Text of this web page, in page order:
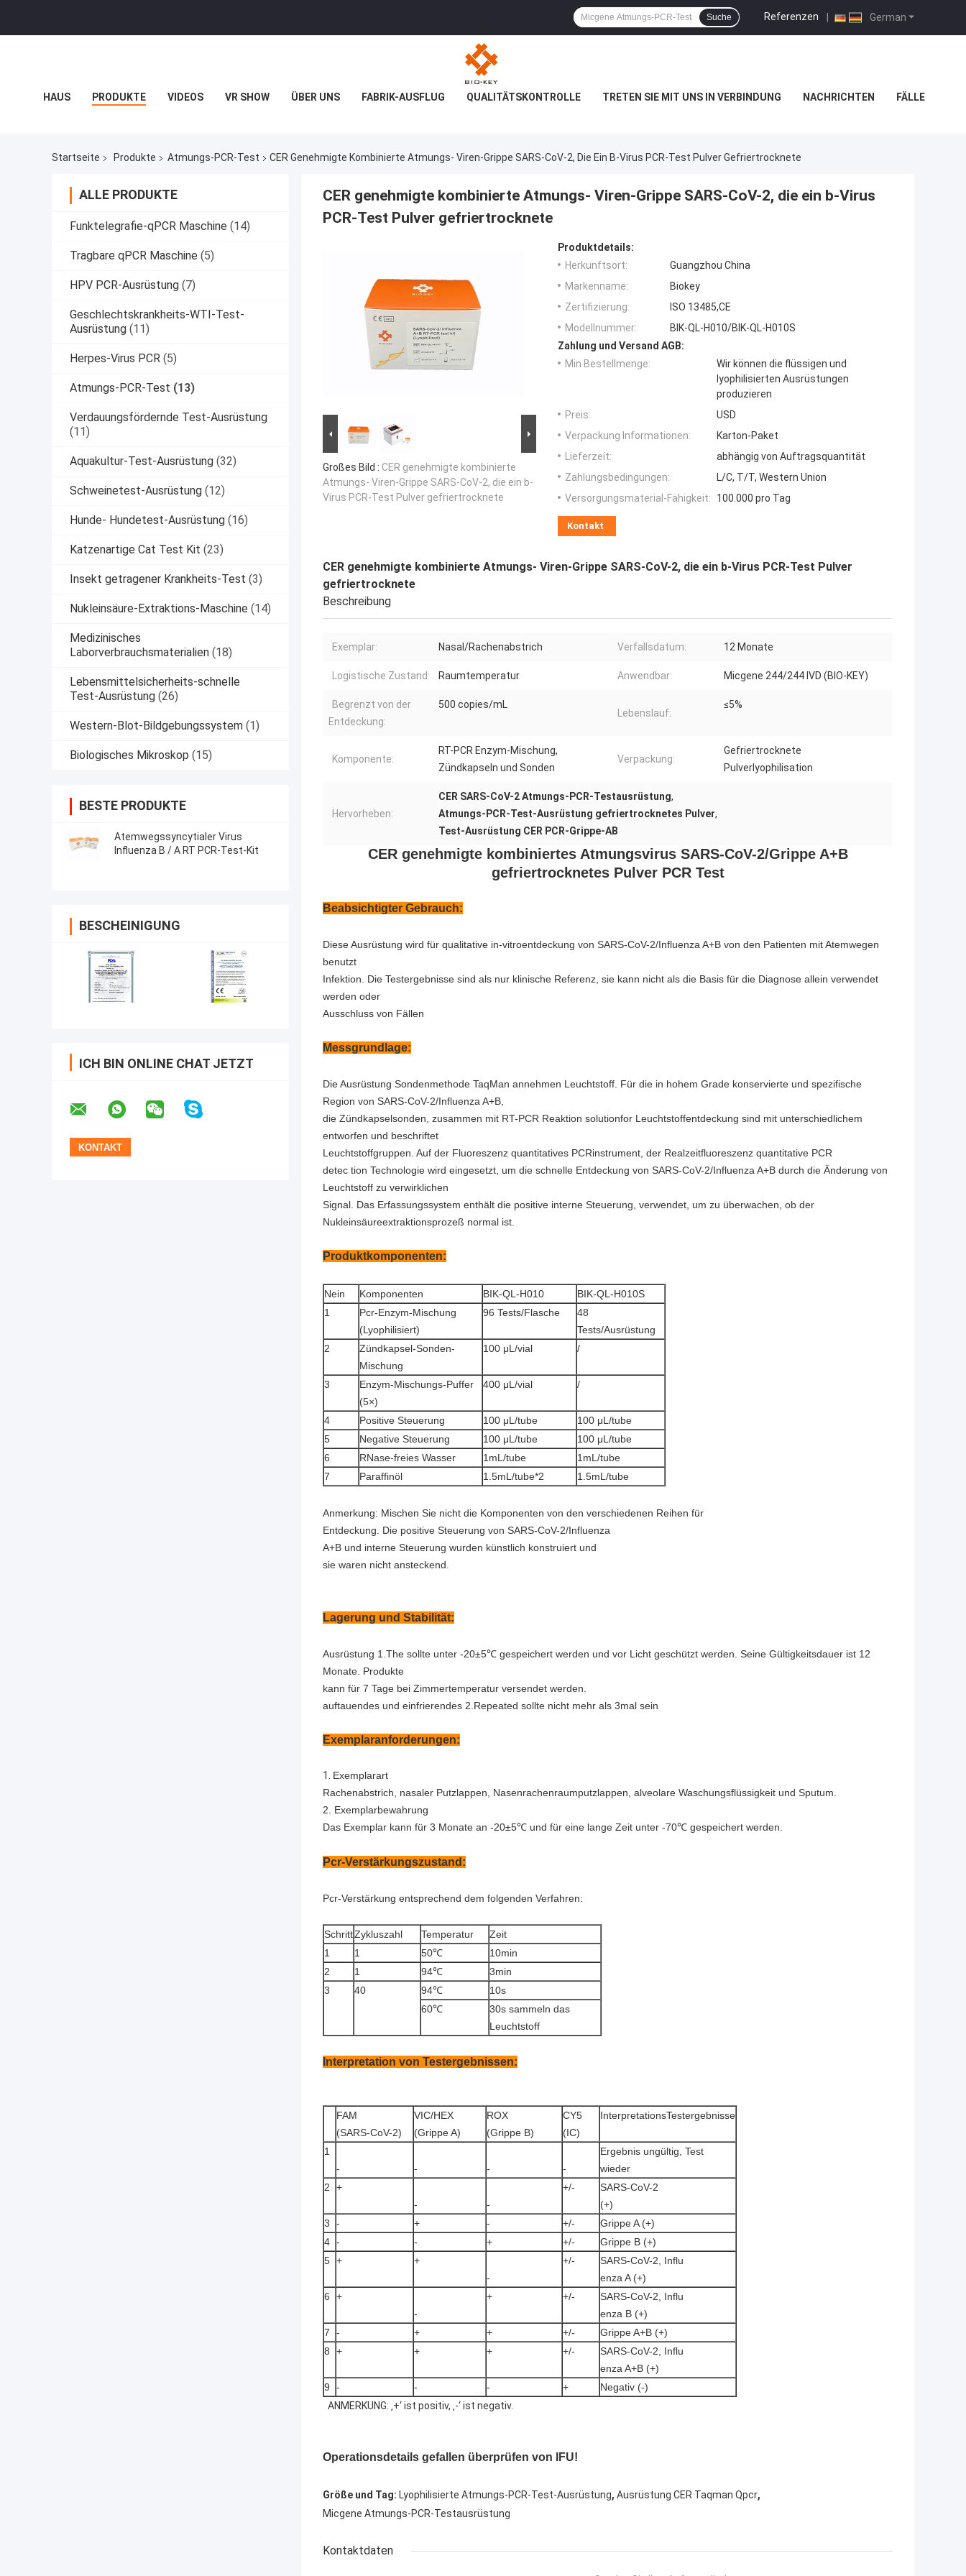
German
Referenzen |
Suche
HAUS PRODUKTE VIDEOS VR SHOW ÜBER UNS FABRIK-AUSFLUG QUALITÄTSKONTROLLE TRETEN SIE MIT UNS IN VERBINDUNG NACHRICHTEN FÄLLE
Startseite Produkte Atmungs-PCR-Test CER Genehmigte Kombinierte Atmungs- Viren-Grippe SARS-CoV-2, Die Ein B-Virus PCR-Test Pulver Gefriertrocknete
ALLE PRODUKTE
Funktelegrafie-qPCR Maschine (14)
Tragbare qPCR Maschine (5)
HPV PCR-Ausrüstung (7)
Geschlechtskrankheits-WTI-Test-
Ausrüstung (11)
Herpes-Virus PCR (5)
Atmungs-PCR-Test (13)
Verdauungsfördernde Test-Ausrüstung
(11)
Aquakultur-Test-Ausrüstung (32)
Schweinetest-Ausrüstung (12)
Hunde- Hundetest-Ausrüstung (16)
Katzenartige Cat Test Kit (23)
Insekt getragener Krankheits-Test (3)
Nukleinsäure-Extraktions-Maschine (14)
Medizinisches
Laborverbrauchsmaterialien (18)
Lebensmittelsicherheits-schnelle
Test-Ausrüstung (26)
Western-Blot-Bildgebungssystem (1)
Biologisches Mikroskop (15)
BESTE PRODUKTE
Atemwegssyncytialer Virus
Influenza B / A RT PCR-Test-Kit
BESCHEINIGUNG
ICH BIN ONLINE CHAT JETZT
CER genehmigte kombinierte Atmungs- Viren-Grippe SARS-CoV-2, die ein b-Virus
PCR-Test Pulver gefriertrocknete
Großes Bild : CER genehmigte kombinierte
Atmungs- Viren-Grippe SARS-CoV-2, die ein b-
Virus PCR-Test Pulver gefriertrocknete
Produktdetails:
Herkunftsort:
Guangzhou China
Markenname:
Biokey
Zertifizierung:
ISO 13485,CE
Modellnummer:
BIK-QL-H010/BIK-QL-H010S
Zahlung und Versand AGB:
Min Bestellmenge:
Wir können die flüssigen und
lyophilisierten Ausrüstungen
produzieren
Preis:
USD
Verpackung Informationen:
Karton-Paket
Lieferzeit:
abhängig von Auftragsquantität
Zahlungsbedingungen:
L/C, T/T, Western Union
Versorgungsmaterial-Fähigkeit:
100.000 pro Tag
Kontakt
CER genehmigte kombinierte Atmungs- Viren-Grippe SARS-CoV-2, die ein b-Virus PCR-Test Pulver
gefriertrocknete
Beschreibung
Exemplar: Nasal/Rachenabstrich Verfallsdatum: 12 Monate
Logistische Zustand: Raumtemperatur Anwendbar: Micgene 244/244 IVD (BIO-KEY)
Begrenzt von der
Entdeckung:
500 copies/mL
Lebenslauf:
≤5%
Komponente:
RT-PCR Enzym-Mischung,
Zündkapseln und Sonden
Verpackung:
Gefriertrocknete
Pulverlyophilisation
Hervorheben:
CER SARS-CoV-2 Atmungs-PCR-Testausrüstung,
Atmungs-PCR-Test-Ausrüstung gefriertrocknetes Pulver,
Test-Ausrüstung CER PCR-Grippe-AB
CER genehmigte kombiniertes Atmungsvirus SARS-CoV-2/Grippe A+B
gefriertrocknetes Pulver PCR Test
Beabsichtigter Gebrauch:
Diese Ausrüstung wird für qualitative in-vitroentdeckung von SARS-CoV-2/Influenza A+B von den Patienten mit Atemwegen
benutzt
Infektion. Die Testergebnisse sind als nur klinische Referenz, sie kann nicht als die Basis für die Diagnose allein verwendet
werden oder
Ausschluss von Fällen
Messgrundlage:
Die Ausrüstung Sondenmethode TaqMan annehmen Leuchtstoff. Für die in hohem Grade konservierte und spezifische
Region von SARS-CoV-2/Influenza A+B,
die Zündkapselsonden, zusammen mit RT-PCR Reaktion solutionfor Leuchtstoffentdeckung sind mit unterschiedlichem
entworfen und beschriftet
Leuchtstoffgruppen. Auf der Fluoreszenz quantitatives PCRinstrument, der Realzeitfluoreszenz quantitative PCR
detec tion Technologie wird eingesetzt, um die schnelle Entdeckung von SARS-CoV-2/Influenza A+B durch die Änderung von
Leuchtstoff zu verwirklichen
Signal. Das Erfassungssystem enthält die positive interne Steuerung, verwendet, um zu überwachen, ob der
Nukleinsäureextraktionsprozeß normal ist.
Produktkomponenten:
Nein Komponenten BIK-QL-H010
BIK-QL-H010S
1
Pcr-Enzym-Mischung
(Lyophilisiert)
96 Tests/Flasche
48
Tests/Ausrüstung
2
Zündkapsel-Sonden-
Mischung
100 μL/vial /
3
Enzym-Mischungs-Puffer
(5×)
400 μL/vial /
4 Positive Steuerung 100 μL/tube
100 μL/tube
5
Negative Steuerung 100 μL/tube
100 μL/tube
6
RNase-freies Wasser 1mL/tube
1mL/tube
7
Paraffinöl 1.5mL/tube*2 1.5mL/tube
Anmerkung: Mischen Sie nicht die Komponenten von den verschiedenen Reihen für
Entdeckung. Die positive Steuerung von SARS-CoV-2/Influenza
A+B und interne Steuerung wurden künstlich konstruiert und
sie waren nicht ansteckend.
Lagerung und Stabilität:
Ausrüstung 1.The sollte unter -20±5℃ gespeichert werden und vor Licht geschützt werden. Seine Gültigkeitsdauer ist 12
Monate. Produkte
kann für 7 Tage bei Zimmertemperatur versendet werden.
auftauendes und einfrierendes 2.Repeated sollte nicht mehr als 3mal sein
Exemplaranforderungen:
1. Exemplarart
Rachenabstrich, nasaler Putzlappen, Nasenrachenraumputzlappen, alveolare Waschungsflüssigkeit und Sputum.
2. Exemplarbewahrung
Das Exemplar kann für 3 Monate an -20±5℃ und für eine lange Zeit unter -70℃ gespeichert werden.
Pcr-Verstärkungszustand:
Pcr-Verstärkung entsprechend dem folgenden Verfahren:
SchrittZykluszahl Temperatur
Zeit
1
1 50℃
10min
2
1 94℃
3min
3
40 94℃
10s
60℃
30s sammeln das
Leuchtstoff
Interpretation von Testergebnissen:
FAM
(SARS-CoV-2)
VIC/HEX
(Grippe A)
ROX
(Grippe B)
CY5
(IC)
InterpretationsTestergebnisse
1
-
- - -
Ergebnis ungültig, Test
wieder
2
+
-
-
+/-
SARS-CoV-2
(+)
3
- + - +/-
Grippe A (+)
4 - - + +/-
Grippe B (+)
5 +
+
-
+/-
SARS-CoV-2, Influ
enza A (+)
6
+
-
+ +/-
SARS-CoV-2, Influ
enza B (+)
7
- + + +/-
Grippe A+B (+)
8
+ + + +/-
SARS-CoV-2, Influ
enza A+B (+)
9
- - - +
Negativ (-)
ANMERKUNG: ‚+‘ ist positiv, ‚-‘ ist negativ.
Operationsdetails gefallen überprüfen von IFU!
Größe und Tag: Lyophilisierte Atmungs-PCR-Test-Ausrüstung, Ausrüstung CER Taqman Qpcr,
Micgene Atmungs-PCR-Testausrüstung
Kontaktdaten